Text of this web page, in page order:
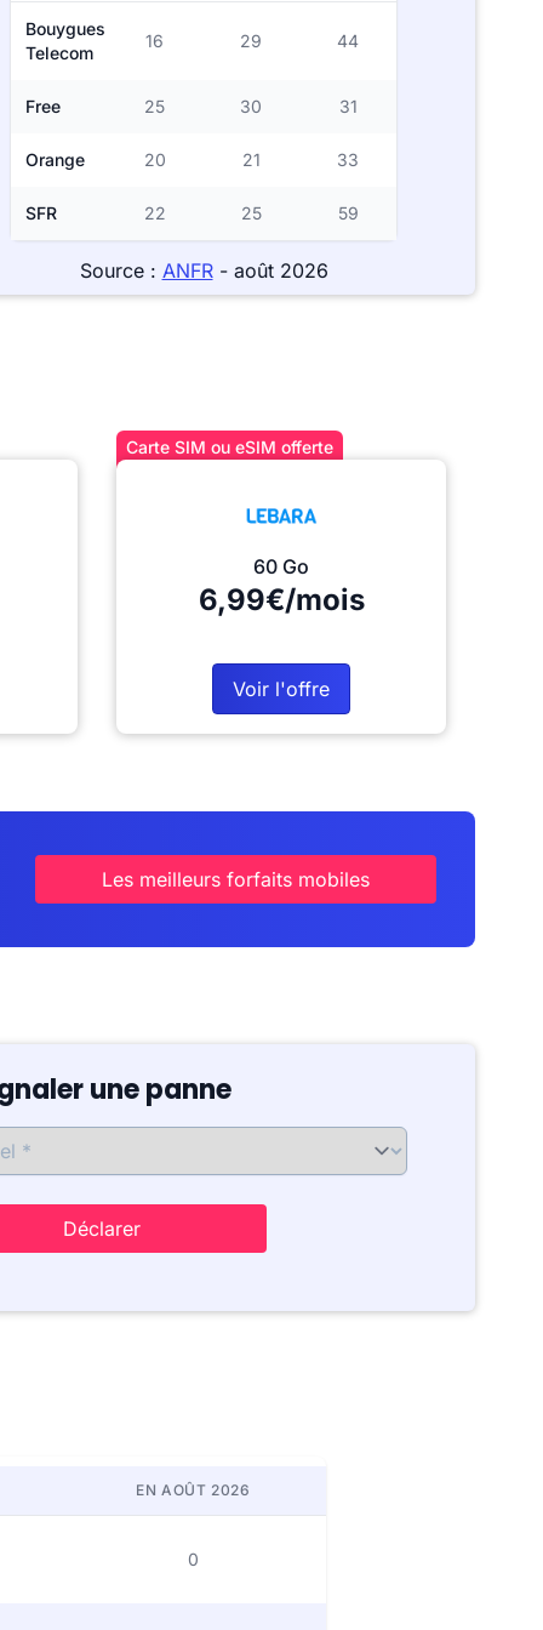
Bouygues
Telecom
16 29 44
Free 25 30 31
Orange 20 21 33
SFR 22 25 59
Source : ANFR- août 2026
Carte SIM ou eSIM offerte
60 Go
6,99€/mois
Voir l'offre
Les meilleurs forfaits mobiles
une panne
Déclarer
EN AOÛT 2026
0